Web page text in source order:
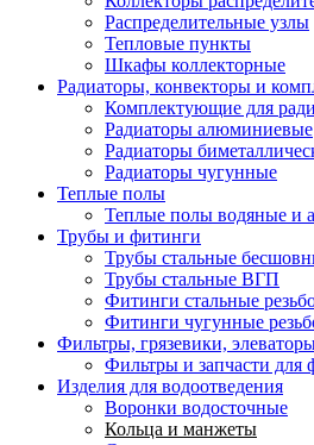
Распределительные узлы
Тепловые пункты
Шкафы коллекторные
Радиаторы, конвекторы и
Комплектующие для
Радиаторы алюминиевые
Радиаторы
Радиаторы чугунные
Теплые полы
Теплые полы водяные и
Трубы и фитинги
Трубы стальные
Трубы стальные ВГП
Фитинги стальные
Фитинги чугунные
Фильтры, грязевики,
Фильтры и запчасти для
Изделия для водоотведения
Воронки водосточные
Кольца и манжеты